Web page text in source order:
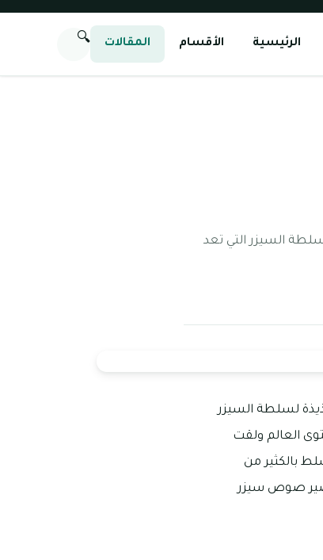
الرئيسية الأقسام المقالات 🔍
السيزر التي تعد
لسلطة السيزر
العالم ولقت
بالكثير من
صوص سيزر